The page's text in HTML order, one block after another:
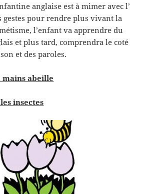
anglaise est à mimer avec l’
pour rendre plus vivant la
l’enfant va apprendre du
et plus tard, comprendra le coté
et des paroles.
abeille
insectes